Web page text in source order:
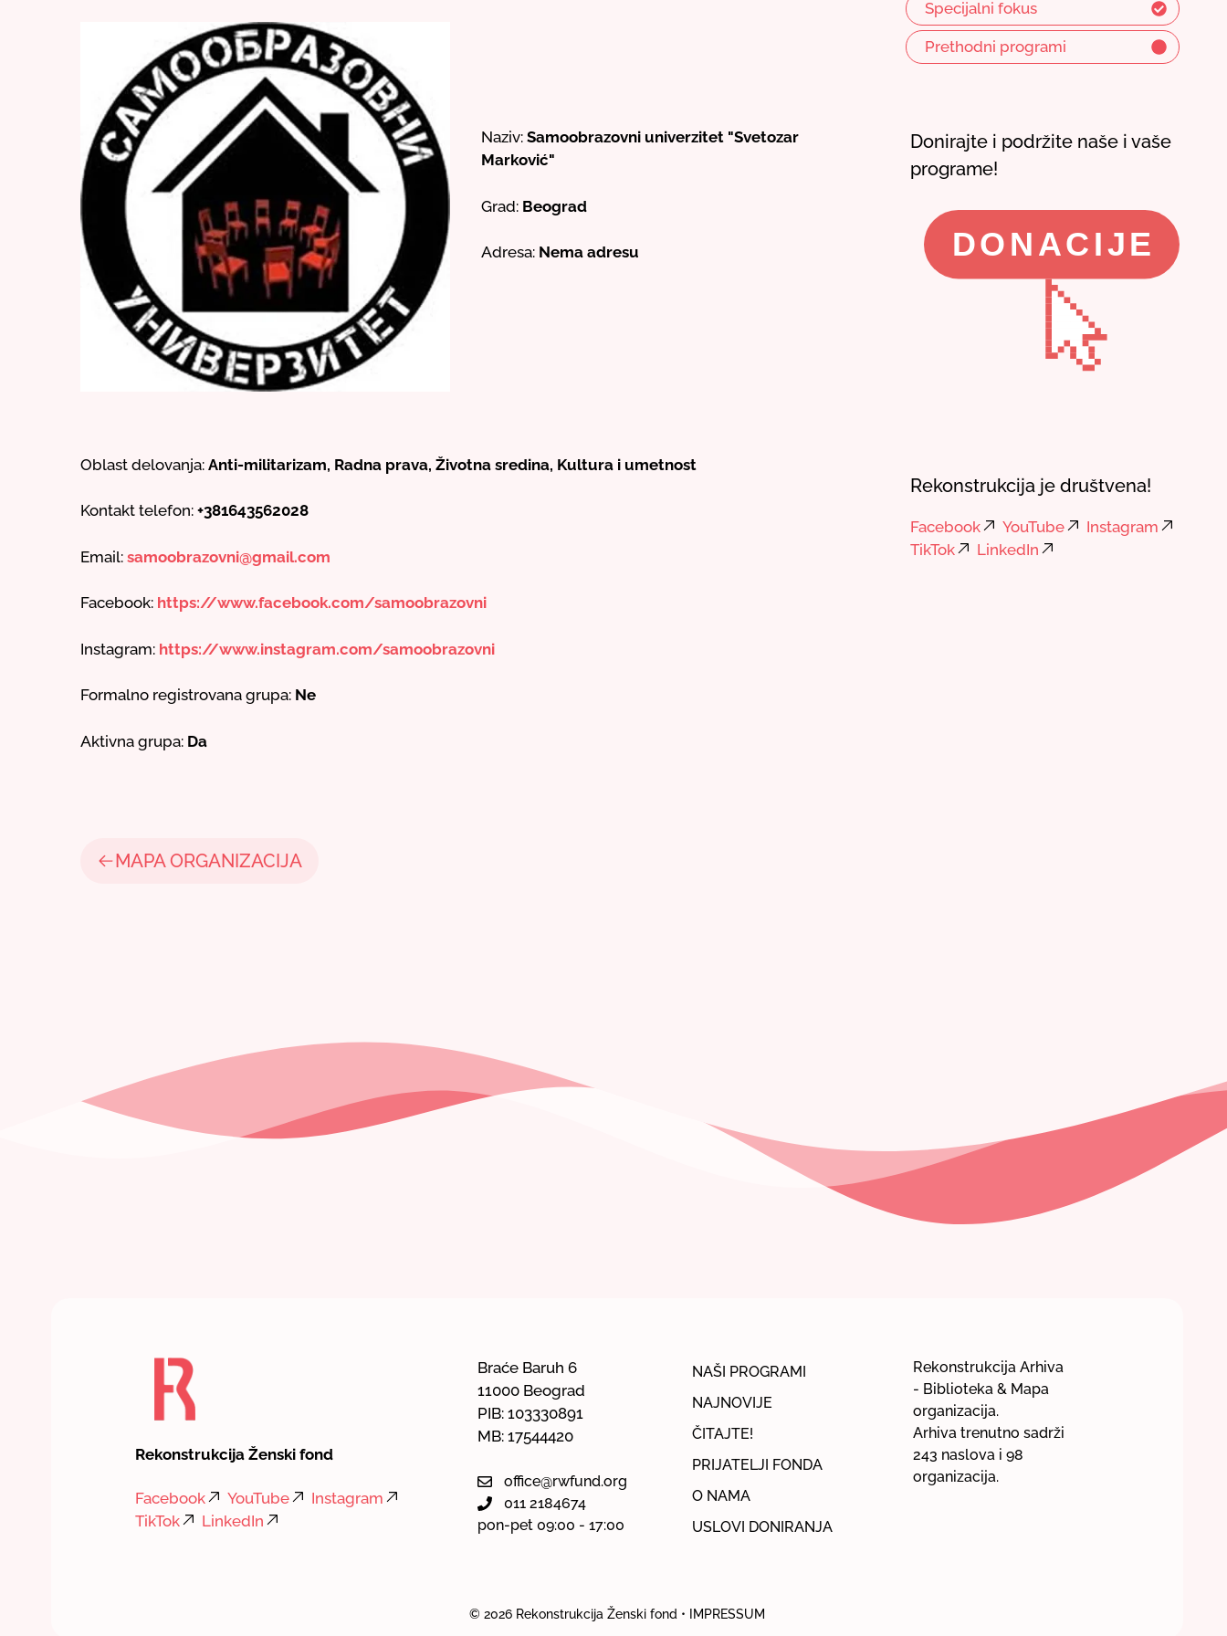
Naziv: Samoobrazovni univerzitet "Svetozar
Marković"
Grad: Beograd
Adresa: Nema adresu
Oblast delovanja: Anti-militarizam, Radna prava, Životna sredina, Kultura i umetnost
Kontakt telefon: +381643562028
Email: samoobrazovni@gmail.com
Facebook: https://www.facebook.com/samoobrazovni
Instagram: https://www.instagram.com/samoobrazovni
Formalno registrovana grupa: Ne
Aktivna grupa: Da
MAPA ORGANIZACIJA
Specijalni fokus
Prethodni programi
Donirajte i podržite naše i vaše
programe!
Rekonstrukcija je društvena!
Facebook YouTube
Instagram
TikTok
LinkedIn
Rekonstrukcija Ženski fond
Facebook YouTube
Instagram
TikTok
LinkedIn
Braće Baruh 6
11000 Beograd
PIB: 103330891
MB: 17544420
office@rwfund.org
011 2184674
pon-pet 09:00 - 17:00
NAŠI PROGRAMI
NAJNOVIJE
ČITAJTE!
PRIJATELJI FONDA
O NAMA
USLOVI DONIRANJA
Rekonstrukcija Arhiva
- Biblioteka & Mapa
organizacija.
Arhiva trenutno sadrži
243 naslova i 98
organizacija.
© 2026 Rekonstrukcija Ženski fond • IMPRESSUM